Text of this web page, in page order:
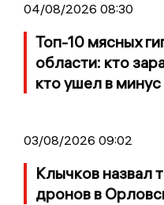
04/08/2026 08:30
Топ-10 мясных
области: кто
кто ушел в минус
03/08/2026 09:02
Клычков назвал
дронов в